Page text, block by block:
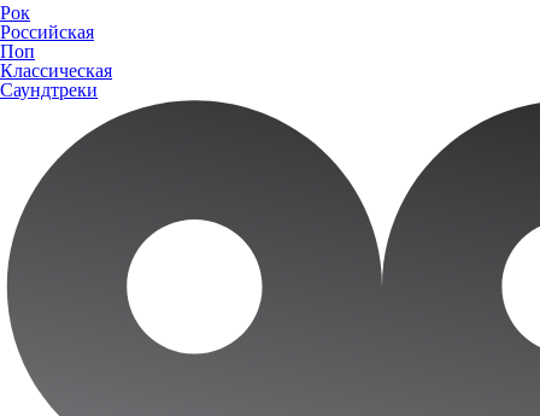
Рок
Российская
Поп
Классическая
Саундтреки